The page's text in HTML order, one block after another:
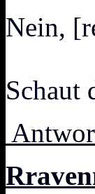
Nein,
Schaut